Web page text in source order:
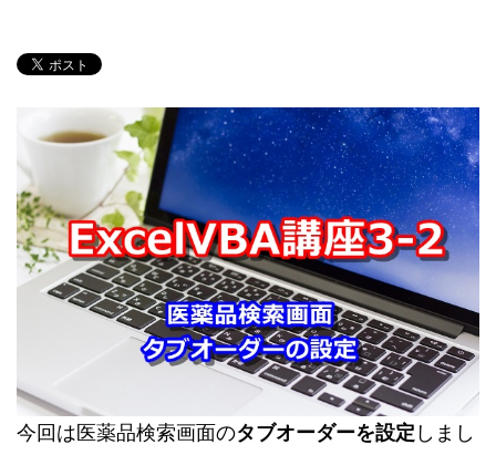
今回は医薬品検索画面のタブオーダーを設定 しまし